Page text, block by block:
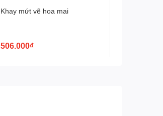
Khay mứt vẽ hoa mai
506.000₫